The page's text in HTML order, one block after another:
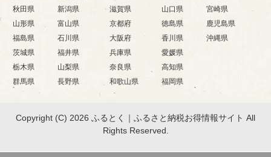
秋田県
山形県
福島県
茨城県
栃木県
群馬県
新潟県
富山県
石川県
福井県
山梨県
長野県
滋賀県
京都府
大阪府
兵庫県
奈良県
和歌山県
山口県
徳島県
香川県
愛媛県
高知県
福岡県
宮崎県
鹿児島県
沖縄県
Copyright (C) 2026 ふるとく｜ふるさと納税お得情報サイト All
Rights Reserved.